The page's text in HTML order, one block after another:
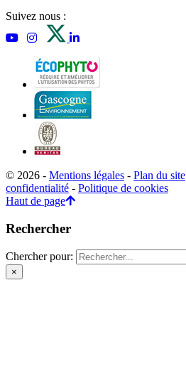
Suivez nous :
© 2026 - Mentions légales - Plan du site
confidentialité - Politique de cookies
Haut de page
Rechercher
Chercher pour:
×